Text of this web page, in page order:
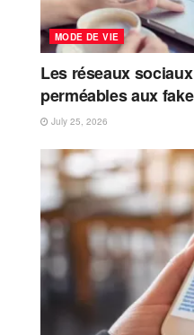
MODE DE VIE
Les réseaux
perméables aux
July 25, 2026